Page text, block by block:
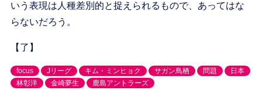
いう表現は人種差別的と捉えられるもので、あってはな
らないだろう。
【了】
focus Jリーグ キム・ミンヒョク サガン鳥栖 問題
日本
林彰洋
金崎夢生 鹿島アントラーズ